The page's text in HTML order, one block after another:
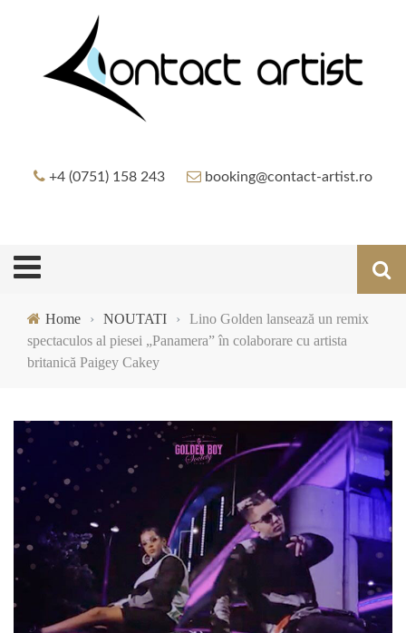
+4 (0751) 158 243 booking@contact-artist.ro
Home › NOUTATI ›
Lino Golden lansează un remix
spectaculos al piesei „Panamera” în colaborare cu artista
britanică Paigey Cakey